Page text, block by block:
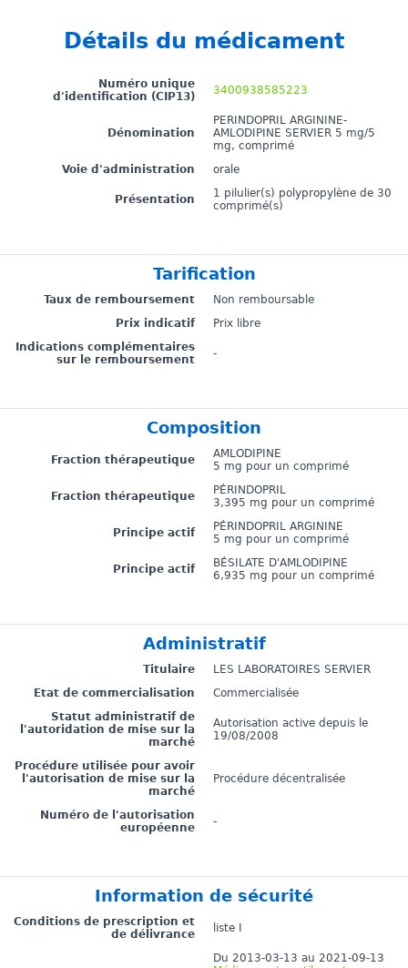
Détails du médicament
Numéro unique
d'identification (CIP13)
3400938585223
Dénomination
PERINDOPRIL ARGININE-
AMLODIPINE SERVIER 5 mg/5
mg, comprimé
Voie d'administration
orale
Présentation
1 pilulier(s) polypropylène de 30
comprimé(s)
Tarification
Taux de remboursement
Non remboursable
Prix indicatif
Prix libre
Indications complémentaires
sur le remboursement
-
Composition
Fraction thérapeutique
AMLODIPINE
5 mg pour un comprimé
Fraction thérapeutique
PÉRINDOPRIL
3,395 mg pour un comprimé
Principe actif
PÉRINDOPRIL ARGININE
5 mg pour un comprimé
Principe actif
BÉSILATE D'AMLODIPINE
6,935 mg pour un comprimé
Administratif
Titulaire
LES LABORATOIRES SERVIER
Etat de commercialisation
Commercialisée
Statut administratif de
l'autoridation de mise sur la
marché
Autorisation active depuis le
19/08/2008
Procédure utilisée pour avoir
l'autorisation de mise sur la
marché
Procédure décentralisée
Numéro de l'autorisation
européenne
-
Information de sécurité
Conditions de prescription et
de délivrance
liste I
Du 2013-03-13 au 2021-09-13